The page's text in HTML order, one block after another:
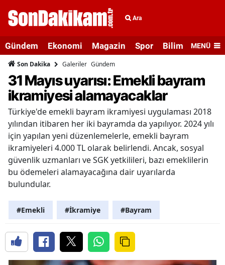
Ara
Gündem Ekonomi Magazin Spor Bilim veMENÜ
Son Dakika Galeriler Gündem
31 Mayıs uyarısı: Emekli bayram
ikramiyesi alamayacaklar
Türkiye'de emekli bayram ikramiyesi uygulaması 2018
yılından itibaren her iki bayramda da yapılıyor. 2024 yılı
için yapılan yeni düzenlemelerle, emekli bayram
ikramiyeleri 4.000 TL olarak belirlendi. Ancak, sosyal
güvenlik uzmanları ve SGK yetkilileri, bazı emeklilerin
bu ödemeleri alamayacağına dair uyarılarda
bulundular.
#Emekli #İkramiye #Bayram